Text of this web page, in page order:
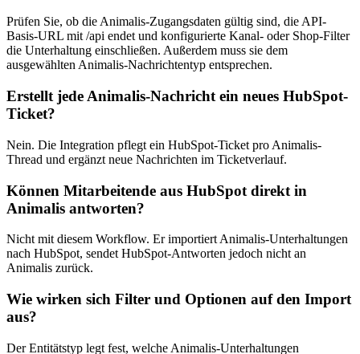
Prüfen Sie, ob die Animalis-Zugangsdaten gültig sind, die API-
Basis-URL mit /api endet und konfigurierte Kanal- oder Shop-Filter
die Unterhaltung einschließen. Außerdem muss sie dem
ausgewählten Animalis-Nachrichtentyp entsprechen.
Erstellt jede Animalis-Nachricht ein neues HubSpot-
Ticket?
Nein. Die Integration pflegt ein HubSpot-Ticket pro Animalis-
Thread und ergänzt neue Nachrichten im Ticketverlauf.
Können Mitarbeitende aus HubSpot direkt in
Animalis antworten?
Nicht mit diesem Workflow. Er importiert Animalis-Unterhaltungen
nach HubSpot, sendet HubSpot-Antworten jedoch nicht an
Animalis zurück.
Wie wirken sich Filter und Optionen auf den Import
aus?
Der Entitätstyp legt fest, welche Animalis-Unterhaltungen